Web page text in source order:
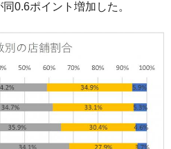
0.6ポイント増加した。